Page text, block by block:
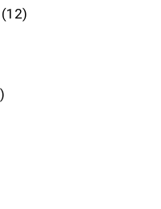
12